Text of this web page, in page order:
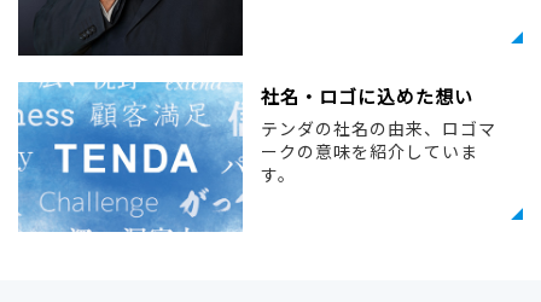
社名・ロゴに込めた想い
テンダの社名の由来、ロゴマ
ークの意味を紹介していま
す。